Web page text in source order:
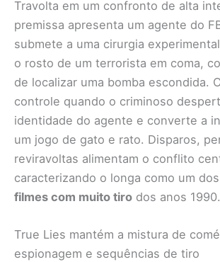
Travolta em um confronto de alta
premissa apresenta um agente do
submete a uma cirurgia
o rosto de um terrorista em coma,
de localizar uma bomba escondida.
controle quando o criminoso
identidade do agente e converte a
um jogo de gato e rato. Disparos,
reviravoltas alimentam o conflito
caracterizando o longa como um
filmes com muito tiro dos anos 1990.
True Lies mantém a mistura de
espionagem e sequências de tiro